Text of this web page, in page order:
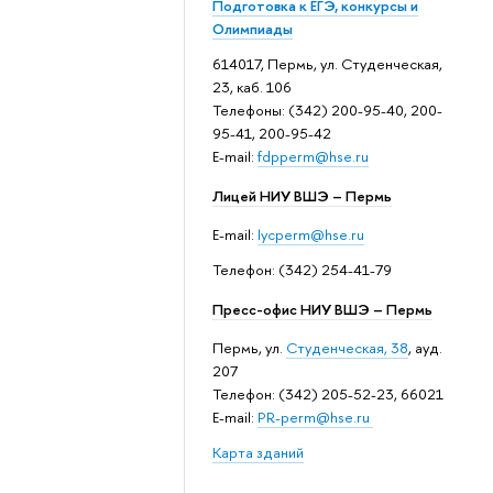
Подготовка к ЕГЭ, конкурсы и
Олимпиады
614017, Пермь, ул. Студенческая,
23, каб. 106
Телефоны: (342) 200-95-40, 200-
95-41, 200-95-42
E-mail: fdpperm@hse.ru
Лицей НИУ ВШЭ – Пермь
E-mail: lycperm@hse.ru
Телефон: (342) 254-41-79
Пресс-офис НИУ ВШЭ – Пермь
Пермь, ул. Студенческая, 38, ауд.
207
Телефон: (342) 205-52-23, 66021
E-mail: PR-perm@hse.ru
Карта зданий